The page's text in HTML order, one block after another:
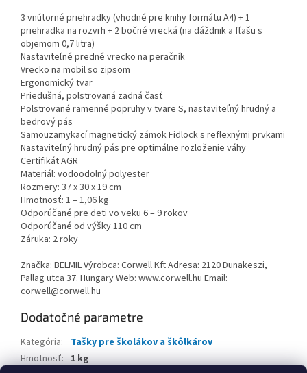
3 vnútorné priehradky (vhodné pre knihy formátu A4) + 1
priehradka na rozvrh + 2 bočné vrecká (na dáždnik a fľašu s
objemom 0,7 litra)
Nastaviteľné predné vrecko na peračník
Vrecko na mobil so zipsom
Ergonomický tvar
Priedušná, polstrovaná zadná časť
Polstrované ramenné popruhy v tvare S, nastaviteľný hrudný a
bedrový pás
Samouzamykací magnetický zámok Fidlock s reflexnými prvkami
Nastaviteľný hrudný pás pre optimálne rozloženie váhy
Certifikát AGR
Materiál: vodoodolný polyester
Rozmery: 37 x 30 x 19 cm
Hmotnosť: 1 – 1,06 kg
Odporúčané pre deti vo veku 6 – 9 rokov
Odporúčané od výšky 110 cm
Záruka: 2 roky
Značka: BELMIL Výrobca: Corwell Kft Adresa: 2120 Dunakeszi,
Pallag utca 37. Hungary Web: www.corwell.hu Email:
corwell@corwell.hu
Dodatočné parametre
Kategória:
Tašky pre školákov a škôlkárov
Hmotnosť: 1 kg